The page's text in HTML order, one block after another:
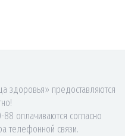
здоровья» предоставляются
оплачиваются согласно
телефонной связи.